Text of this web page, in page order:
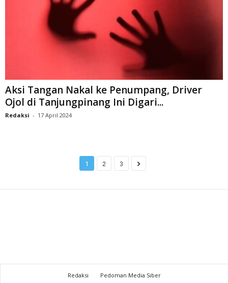
Aksi Tangan Nakal ke Penumpang, Driver
Ojol di Tanjungpinang Ini Digari...
Redaksi - 17 April 2024
1 2 3
Redaksi Pedoman Media Siber